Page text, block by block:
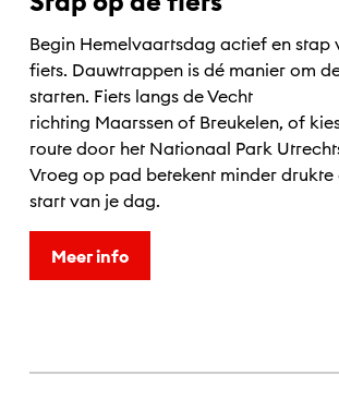
Begin Hemelvaartsdag actief en stap
fiets. Dauwtrappen is dé manier om
starten. Fiets langs de Vecht
richting Maarssen of Breukelen, of
route door het Nationaal Park
Vroeg op pad betekent minder drukte
start van je dag.
Meer info